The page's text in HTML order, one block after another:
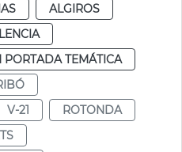
ALGIROS
PORTADA TEMÁTICA
V-21
ROTONDA